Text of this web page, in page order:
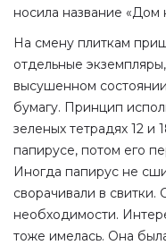
носила название «Дом
На смену плиткам
отдельные
высушенном
бумагу. Принцип
зеленых тетрадях 12 и
папирусе, потом его
Иногда папирус не
сворачивали в свитки.
необходимости.
тоже имелась. Она